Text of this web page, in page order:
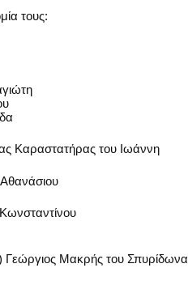
τους:
Καραστατήρας του Ιωάννη
Γεώργιος Μακρής του Σπυρίδωνα